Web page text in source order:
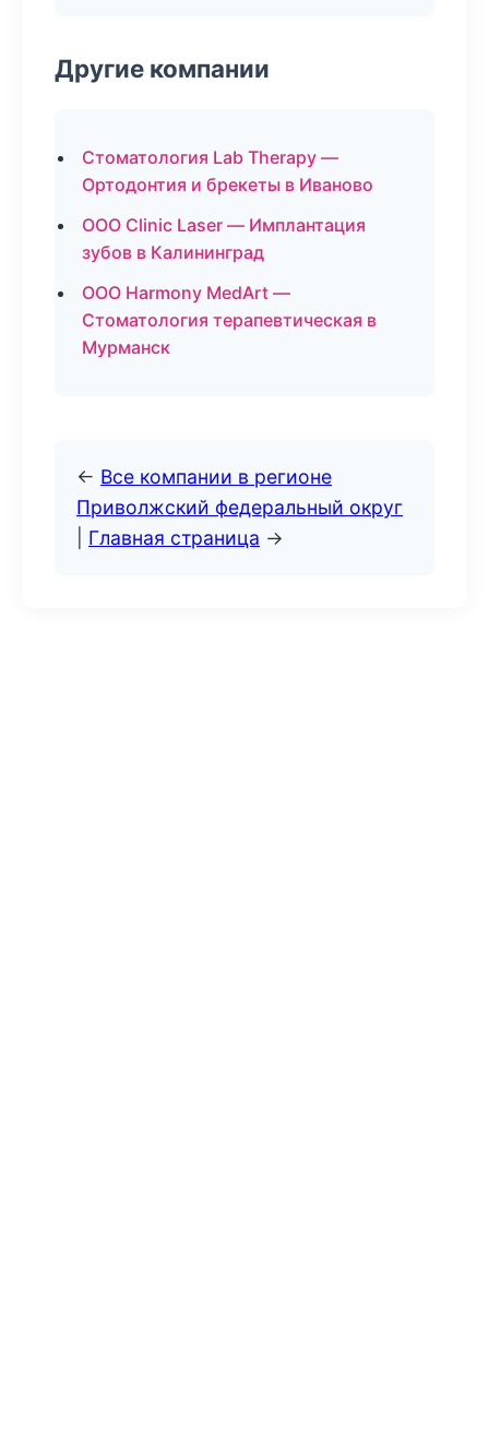
Другие компании
Стоматология Lab Therapy —
Ортодонтия и брекеты в Иваново
ООО Clinic Laser — Имплантация
зубов в Калининград
ООО Harmony MedArt —
Стоматология терапевтическая в
Мурманск
← Все компании в регионе
Приволжский федеральный округ
Главная страница →